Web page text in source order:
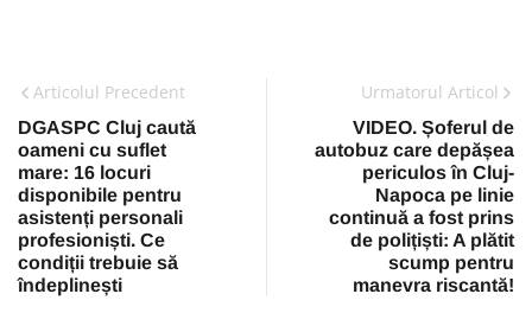
Articolul Precedent
DGASPC Cluj caută
oameni cu suflet
mare: 16 locuri
disponibile pentru
asistenți personali
profesioniști. Ce
condiții trebuie să
îndeplinești
Urmatorul Articol
VIDEO. Șoferul de
autobuz care depășea
periculos în Cluj-
Napoca pe linie
continuă a fost prins
de polițiști: A plătit
scump pentru
manevra riscantă!